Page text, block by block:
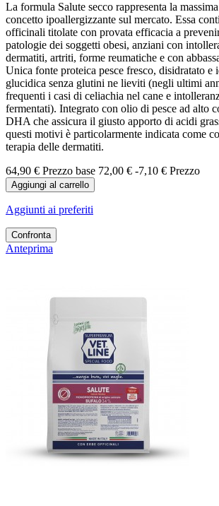
La formula Salute secco rappresenta la
concetto ipoallergizzante sul mercato. Essa
officinali titolate con provata efficacia a
patologie dei soggetti obesi, anziani con
dermatiti, artriti, forme reumatiche e con
Unica fonte proteica pesce fresco, disidratato e
glucidica senza glutini ne lieviti (negli ultimi
frequenti i casi di celiachia nel cane e
fermentati). Integrato con olio di pesce ad alto
DHA che assicura il giusto apporto di acidi
questi motivi è particolarmente indicata come
terapia delle dermatiti.
64,90 € Prezzo base 72,00 € -7,10 € Prezzo
Aggiungi al carrello
Aggiunti ai preferiti
Confronta
Anteprima